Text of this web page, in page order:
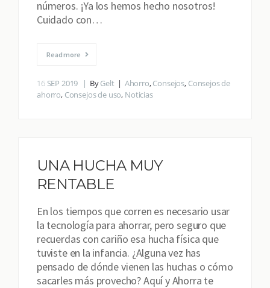
números. ¡Ya los hemos hecho nosotros!
Cuidado con…
Read more
16 SEP 2019 ByGelt Ahorro,Consejos, Consejos de
ahorro, Consejos de uso, Noticias
UNA HUCHA MUY
RENTABLE
En los tiempos que corren es necesario usar
la tecnología para ahorrar, pero seguro que
recuerdas con cariño esa hucha física que
tuviste en la infancia. ¿Alguna vez has
pensado de dónde vienen las huchas o cómo
sacarles más provecho? Aquí y Ahorra te